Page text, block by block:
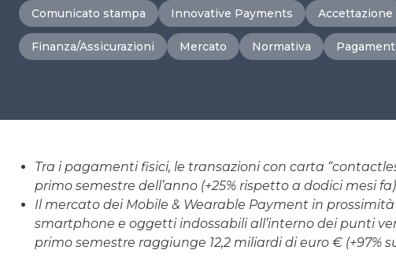
Comunicato stampa Innovative Payments Accettazione
Finanza/Assicurazioni Mercato Normativa
Tra i pagamenti fisici, le transazioni con carta
primo semestre dell’anno (+25% rispetto a dodici mesi fa)
Il mercato dei Mobile & Wearable Payment in
smartphone e oggetti indossabili all’interno dei punti
primo semestre raggiunge 12,2 miliardi di euro € (+97%